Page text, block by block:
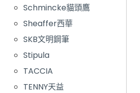
Schmincke貓頭鷹
Sheaffer西華
SKB文明鋼筆
Stipula
TACCIA
TENNY天益